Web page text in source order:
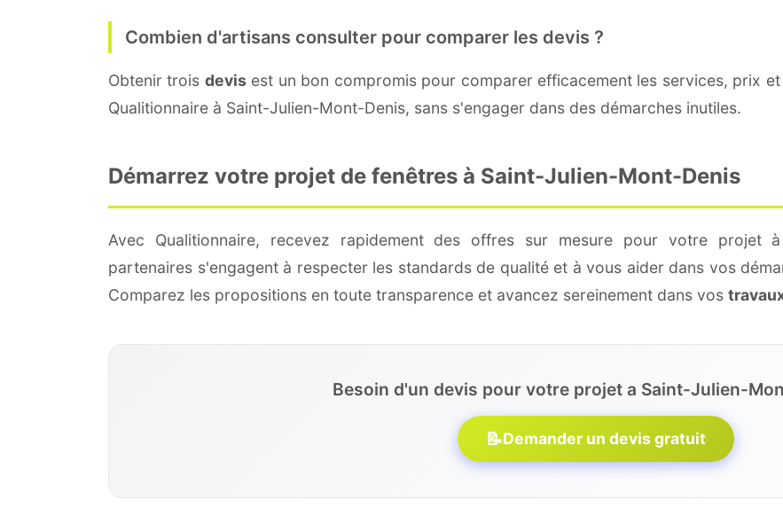
Combien d'artisans consulter pour comparer les devis ?
Obtenir trois devisest un bon compromis pour comparer efficacement les services, prix
Qualitionnaire à Saint-Julien-Mont-Denis, sans s'engager dans des démarches inutiles.
Démarrez votre projet de fenêtres à Saint-Julien-Mont-Denis
Avec Qualitionnaire, recevez rapidement des offres sur mesure pour votre projet à
partenaires s'engagent à respecter les standards de qualité et à vous aider dans vos
Comparez les propositions en toute transparence et avancez sereinement dans vos
Besoin d'un devis pour votre projet a Saint-Julien-
📝Demander un devis gratuit